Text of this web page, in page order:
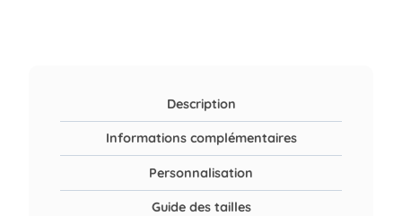
Description
Informations complémentaires
Personnalisation
Guide des tailles